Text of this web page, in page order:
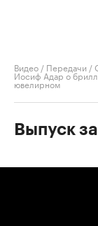
Видео / Передачи /
Иосиф Адар о
ювелирном
Выпуск